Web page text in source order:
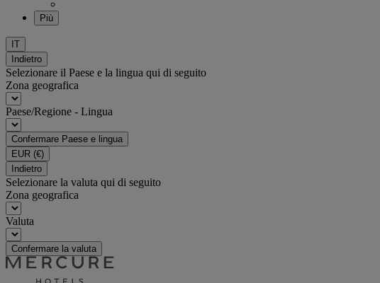
Più
IT
Indietro
Selezionare il Paese e la lingua qui di seguito
Zona geografica
Paese/Regione - Lingua
Confermare Paese e lingua
EUR (€)
Indietro
Selezionare la valuta qui di seguito
Zona geografica
Valuta
Confermare la valuta